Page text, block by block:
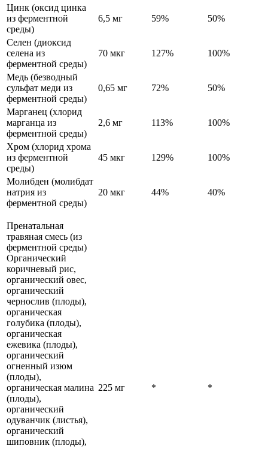
Цинк (оксид цинка
из ферментной
среды)
6,5 мг 59% 50%
Селен (диоксид
селена из
ферментной среды)
70 мкг 127% 100%
Медь (безводный
сульфат меди из
ферментной среды)
0,65 мг 72% 50%
Марганец (хлорид
марганца из
ферментной среды)
2,6 мг 113% 100%
Хром (хлорид хрома
из ферментной
среды)
45 мкг 129% 100%
Молибден (молибдат
натрия из
ферментной среды)
20 мкг 44% 40%
Пренатальная
травяная смесь (из
ферментной среды)
Органический
коричневый рис,
органический овес,
органический
чернослив (плоды),
органическая
голубика (плоды),
органическая
ежевика (плоды),
органический
огненный изюм
(плоды),
органическая малина
(плоды),
органический
одуванчик (листья),
органический
шиповник (плоды),
225 мг * *